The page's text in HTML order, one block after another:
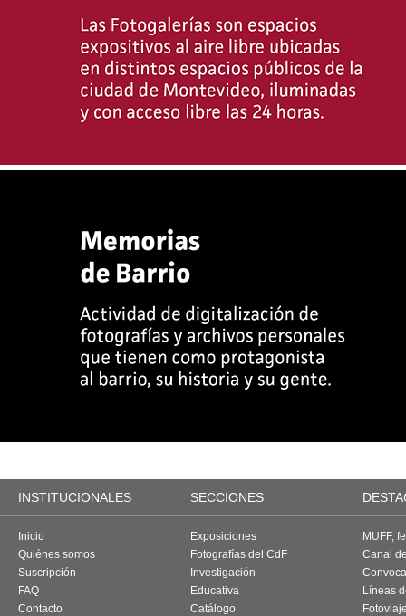
INSTITUCIONALES SECCIONES
Inicio
Quiénes somos
Suscripción
FAQ
Contacto
Exposiciones
Fotografías del CdF
Investigación
Educativa
Catálogo
MUFF,
Canal
Líneas